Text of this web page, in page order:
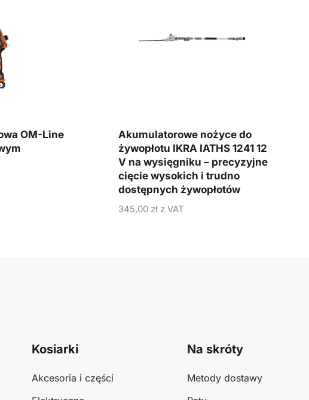
OM-Line
Akumulatorowe nożyce do
żywopłotu IKRA IATHS 1241 12
V na wysięgniku – precyzyjne
cięcie wysokich i trudno
dostępnych żywopłotów
345,00 zł z VAT
Kosiarki
Akcesoria i części
Na skróty
Metody dostawy